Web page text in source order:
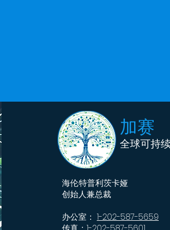
全球可持
加赛
海伦·特普利茨卡娅
创始人兼总裁
办公室： 1-202-587-5659